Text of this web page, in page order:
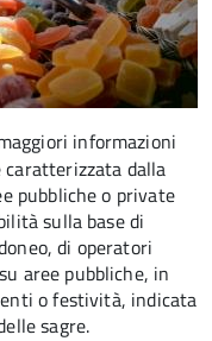
informazioni
dalla
pubbliche o private
sulla base di
di operatori
aree pubbliche, in
o festività, indicata
sagre.